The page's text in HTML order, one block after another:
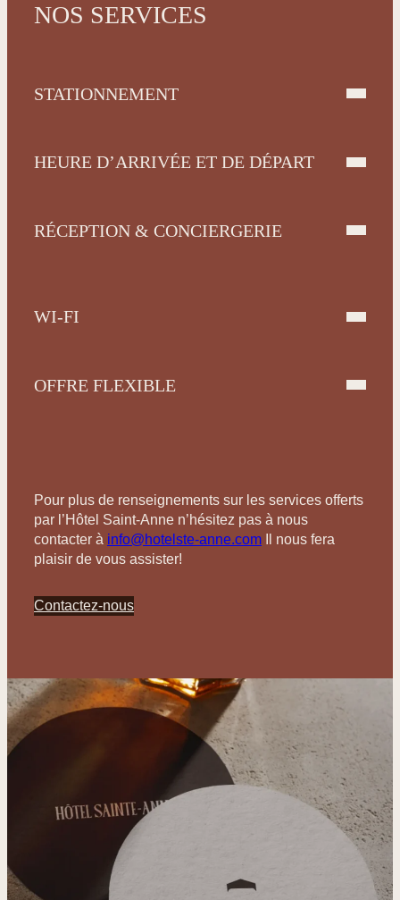
NOS SERVICES
STATIONNEMENT
HEURE D’ARRIVÉE ET DE DÉPART
RÉCEPTION & CONCIERGERIE
WI-FI
OFFRE FLEXIBLE
Pour plus de renseignements sur les services offerts
par l’Hôtel Saint-Anne n’hésitez pas à nous
contacter à info@hotelste-anne.com Il nous fera
plaisir de vous assister!
Contactez-nous